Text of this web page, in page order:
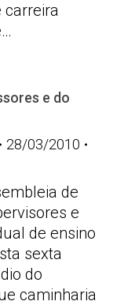
carreira
e do
28/03/2010
de
e
de ensino
sexta
do
caminharia